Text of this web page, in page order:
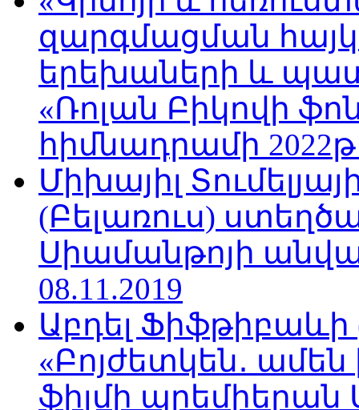
զարգմացման
երեխաների և
«Ռոլան Բիկովի
հիմնադրամի
Միխայիլ
(Բելառուս)
Սիամանթոյի
08.11.2019
Աբդել
«Բոյժետկեն․
ֆիլմի պրեմիերան